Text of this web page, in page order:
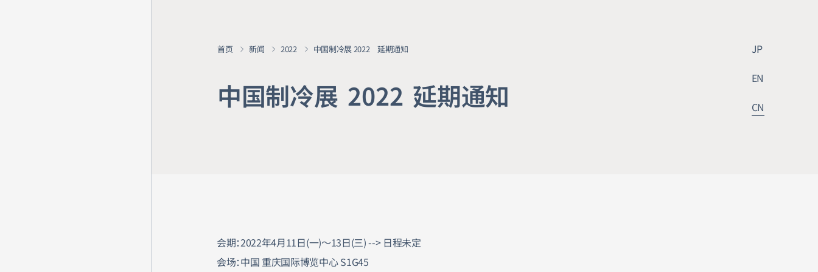
JP
EN
CN
首页 新闻 2022 中国制冷展 2022 延期通知
中国制冷展 2022 延期通知 中国制冷展 2022 延期通知
会期：2022年4月11日(一)～13日(三) --> 日程未定
会场：中国 重庆国际博览中心 S1G45